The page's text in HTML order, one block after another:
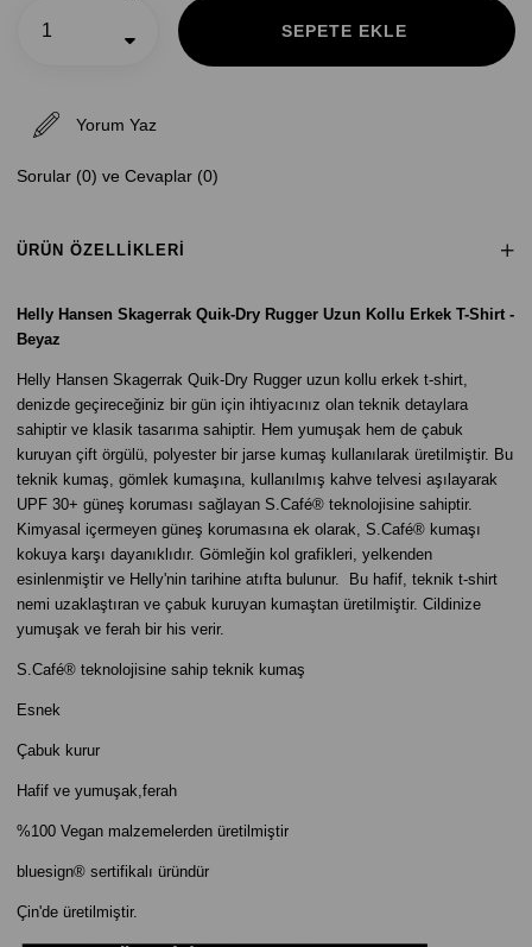
Yorum Yaz
Sorular (0) ve Cevaplar (0)
ÜRÜN ÖZELLIKLERI
Helly Hansen Skagerrak Quik-Dry Rugger Uzun Kollu Erkek T-Shirt -
Beyaz
Helly Hansen Skagerrak Quik-Dry Rugger uzun kollu erkek t-shirt,
denizde geçireceğiniz bir gün için ihtiyacınız olan teknik detaylara
sahiptir ve klasik tasarıma sahiptir. Hem yumuşak hem de çabuk
kuruyan çift örgülü, polyester bir jarse kumaş kullanılarak üretilmiştir. Bu
teknik kumaş, gömlek kumaşına, kullanılmış kahve telvesi aşılayarak
UPF 30+ güneş koruması sağlayan S.Café® teknolojisine sahiptir.
Kimyasal içermeyen güneş korumasına ek olarak, S.Café® kumaşı
kokuya karşı dayanıklıdır. Gömleğin kol grafikleri, yelkenden
esinlenmiştir ve Helly'nin tarihine atıfta bulunur. Bu hafif, teknik t-shirt
nemi uzaklaştıran ve çabuk kuruyan kumaştan üretilmiştir. Cildinize
yumuşak ve ferah bir his verir.
S.Café® teknolojisine sahip teknik kumaş
Esnek
Çabuk kurur
Hafif ve yumuşak,ferah
%100 Vegan malzemelerden üretilmiştir
bluesign® sertifikalı üründür
Çin'de üretilmiştir.